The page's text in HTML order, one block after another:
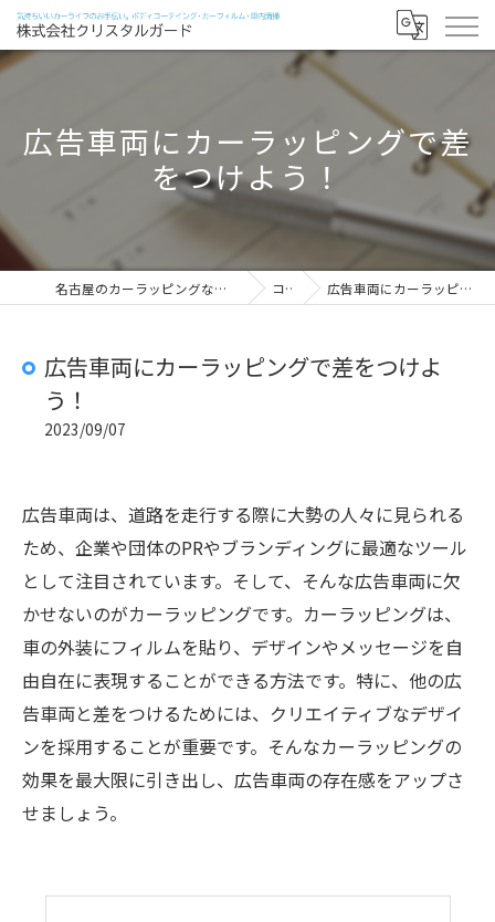
広告車両にカーラッピングで差
をつけよう！
名古屋のカーラッピングなら株式会社クリスタルガード コラム 広告車両にカーラッピングで差をつけよう！
広告車両にカーラッピングで差をつけよ
う！
2023/09/07
広告車両は、道路を走行する際に大勢の人々に見られる
ため、企業や団体のPRやブランディングに最適なツール
として注目されています。そして、そんな広告車両に欠
かせないのがカーラッピングです。カーラッピングは、
車の外装にフィルムを貼り、デザインやメッセージを自
由自在に表現することができる方法です。特に、他の広
告車両と差をつけるためには、クリエイティブなデザイ
ンを採用することが重要です。そんなカーラッピングの
効果を最大限に引き出し、広告車両の存在感をアップさ
せましょう。